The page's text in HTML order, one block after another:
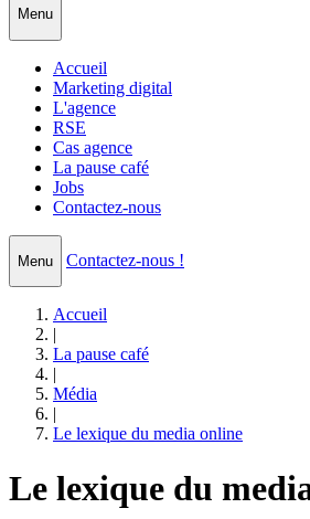
Menu
Accueil
Marketing digital
L'agence
RSE
Cas agence
La pause café
Jobs
Contactez-nous
Menu Contactez-nous !
Accueil
La pause café
Média
Le lexique du media online
Le lexique du